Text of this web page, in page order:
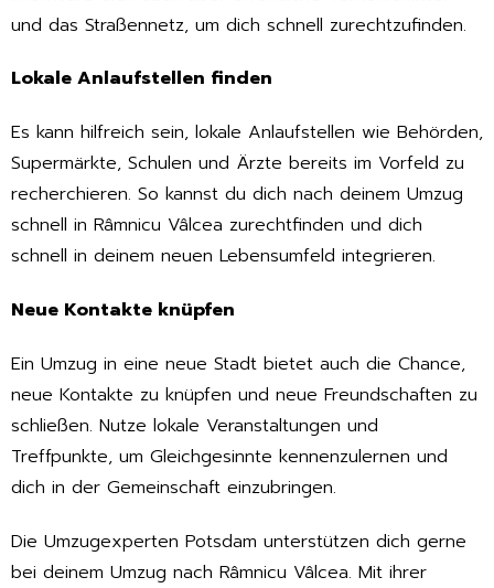
und das Straßennetz, um dich schnell zurechtzufinden.
Lokale Anlaufstellen finden
Es kann hilfreich sein, lokale Anlaufstellen wie Behörden,
Supermärkte, Schulen und Ärzte bereits im Vorfeld zu
recherchieren. So kannst du dich nach deinem Umzug
schnell in Râmnicu Vâlcea zurechtfinden und dich
schnell in deinem neuen Lebensumfeld integrieren.
Neue Kontakte knüpfen
Ein Umzug in eine neue Stadt bietet auch die Chance,
neue Kontakte zu knüpfen und neue Freundschaften zu
schließen. Nutze lokale Veranstaltungen und
Treffpunkte, um Gleichgesinnte kennenzulernen und
dich in der Gemeinschaft einzubringen.
Die Umzugexperten Potsdam unterstützen dich gerne
bei deinem Umzug nach Râmnicu Vâlcea. Mit ihrer